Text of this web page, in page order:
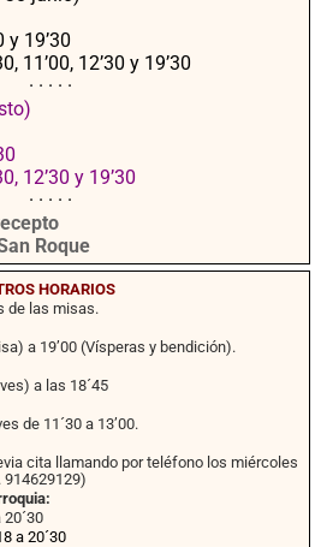
y 19’30
11’00, 12’30 y 19’30
· · · · ·
12’30 y 19’30
· · · · ·
Roque
HORARIOS
de las misas.
a 19’00 (Vísperas y bendición).
a las 18´45
de 11´30 a 13’00.
cita llamando por teléfono los miércoles
914629129)
a 20´30